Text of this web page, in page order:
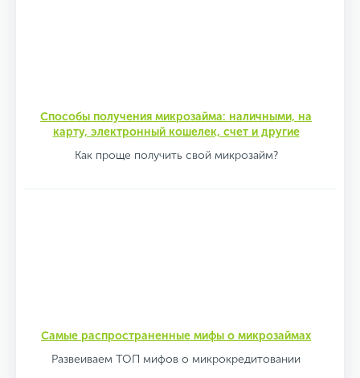
Способы получения микрозайма: наличными, на
карту, электронный кошелек, счет и другие
Как проще получить свой микрозайм?
Самые распространенные мифы о микрозаймах
Развеиваем ТОП мифов о микрокредитовании